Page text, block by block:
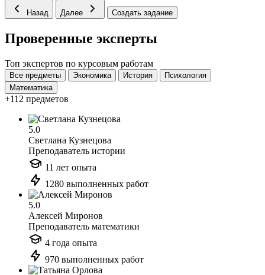
Назад Далее Создать задание
Проверенные эксперты
Топ экспертов по курсовым работам
Все предметы Экономика История
Психология
Математика
+112 предметов
5.0
Светлана Кузнецова
Преподаватель истории
11 лет опыта
1280 выполненных работ
5.0
Алексей Миронов
Преподаватель математики
4 года опыта
970 выполненных работ